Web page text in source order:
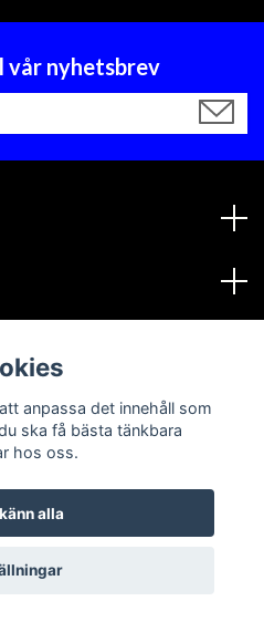
vår nyhetsbrev
Racing AB
anpassa det innehåll som
ska få bästa tänkbara
hos oss.
alla